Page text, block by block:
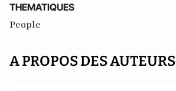
THEMATIQUES
People
A PROPOS DES AUTEURS